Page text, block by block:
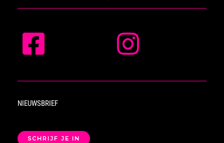
NIEUWSBRIEF
SCHRIJF JE IN